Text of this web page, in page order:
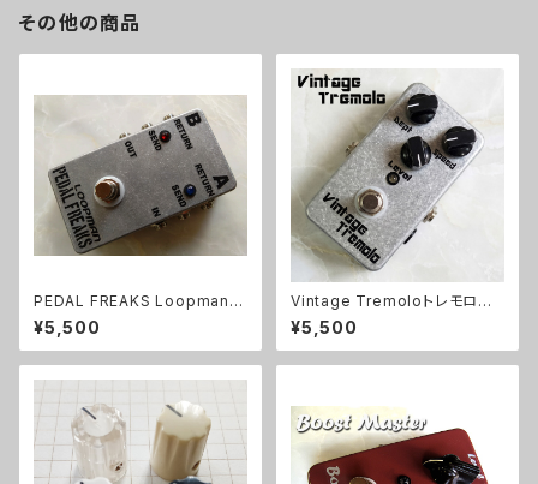
その他の商品
PEDAL FREAKS Loopman 2
Loopキット
¥5,500
Vintage Tremoloトレモロキッ
ト
¥5,500